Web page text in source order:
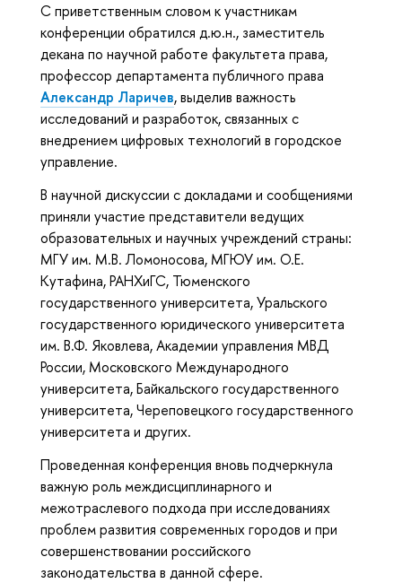
С приветственным словом к участникам
конференции обратился д.ю.н., заместитель
декана по научной работе факультета права,
профессор департамента публичного права
Александр Ларичев, выделив важность
исследований и разработок, связанных с
внедрением цифровых технологий в городское
управление.
В научной дискуссии с докладами и сообщениями
приняли участие представители ведущих
образовательных и научных учреждений страны:
МГУ им. М.В. Ломоносова, МГЮУ им. О.Е.
Кутафина, РАНХиГС, Тюменского
государственного университета, Уральского
государственного юридического университета
им. В.Ф. Яковлева, Академии управления МВД
России, Московского Международного
университета, Байкальского государственного
университета, Череповецкого государственного
университета и других.
Проведенная конференция вновь подчеркнула
важную роль междисциплинарного и
межотраслевого подхода при исследованиях
проблем развития современных городов и при
совершенствовании российского
законодательства в данной сфере.